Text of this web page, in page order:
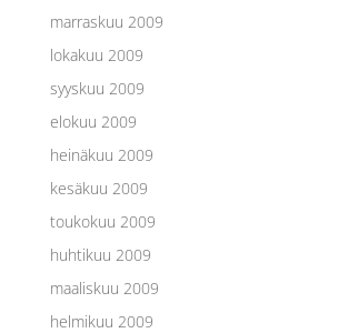
marraskuu 2009
lokakuu 2009
syyskuu 2009
elokuu 2009
heinäkuu 2009
kesäkuu 2009
toukokuu 2009
huhtikuu 2009
maaliskuu 2009
helmikuu 2009